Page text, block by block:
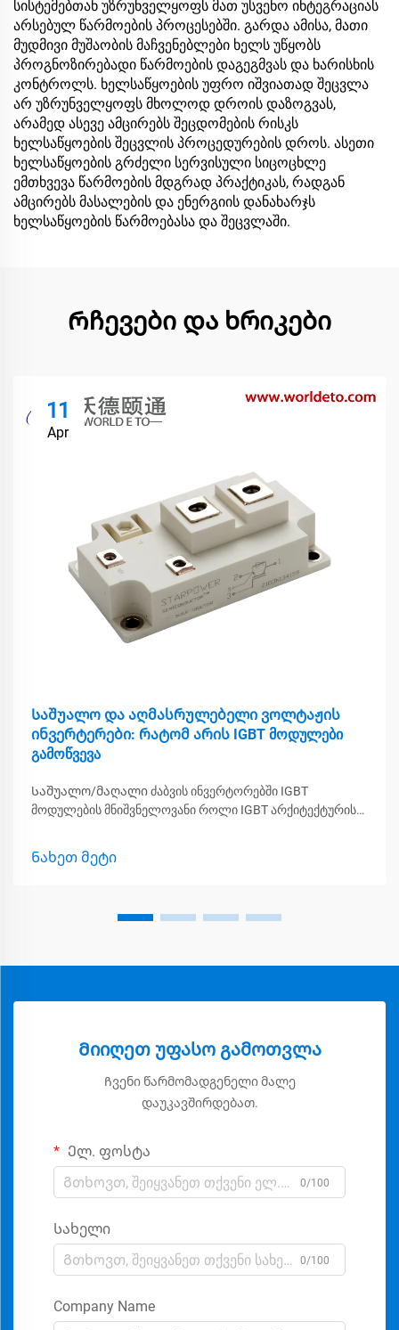
სისტემებთან უზრუნველყოფს მათ უსვენო ინტეგრაციას
არსებულ წარმოების პროცესებში. გარდა ამისა, მათი
მუდმივი მუშაობის მაჩვენებლები ხელს უწყობს
პროგნოზირებადი წარმოების დაგეგმვას და ხარისხის
კონტროლს. ხელსაწყოების უფრო იშვიათად შეცვლა
არ უზრუნველყოფს მხოლოდ დროის დაზოგვას,
არამედ ასევე ამცირებს შეცდომების რისკს
ხელსაწყოების შეცვლის პროცედურების დროს. ასეთი
ხელსაწყოების გრძელი სერვისული სიცოცხლე
ემთხვევა წარმოების მდგრად პრაქტიკას, რადგან
ამცირებს მასალების და ენერგიის დანახარჯს
ხელსაწყოების წარმოებასა და შეცვლაში.
Რჩევები და ხრიკები
11
Apr
Საშუალო და აღმასრულებელი ვოლტაჟის
ინვერტერები: რატომ არის IGBT მოდულები
გამოწვევა
Საშუალო/მაღალი ძაბვის ინვერტორებში IGBT
მოდულების მნიშვნელოვანი როლი IGBT არქიტექტურის
მნიშვნელოვან როლს თამაშობენ ძალის ელექტრონიკის
Ნახეთ მეტი
Მიიღეთ უფასო გამოთვლა
Ჩვენი წარმომადგენელი მალე
დაუკავშირდებათ.
Ელ. ფოსტა
0/100
Სახელი
0/100
Company Name